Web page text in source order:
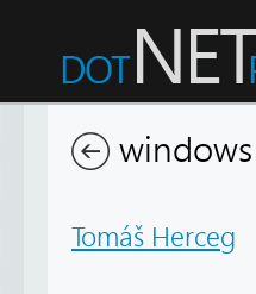
Tomáš Herceg